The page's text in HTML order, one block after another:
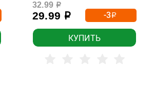
32.99 р
29.99 р -3р
КУПИТЬ